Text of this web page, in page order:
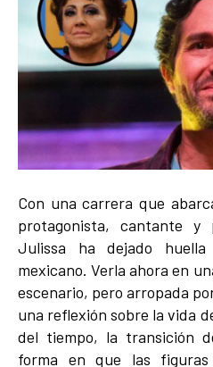
Con una carrera que
protagonista, cantante
Julissa ha dejado
mexicano. Verla ahora en
escenario, pero arropada
una reflexión sobre la vida
del tiempo, la transición
forma en que las